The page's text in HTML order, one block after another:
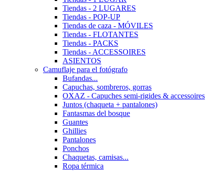
Tiendas - 2 LUGARES
Tiendas - POP-UP
Tiendas de caza - MÓVILES
Tiendas - FLOTANTES
Tiendas - PACKS
Tiendas - ACCESSOIRES
ASIENTOS
Camuflaje para el fotógrafo
Bufandas...
Capuchas, sombreros, gorras
OXAZ - Capuches semi-rigides & accessoires
Juntos (chaqueta + pantalones)
Fantasmas del bosque
Guantes
Ghillies
Pantalones
Ponchos
Chaquetas, camisas...
Ropa térmica